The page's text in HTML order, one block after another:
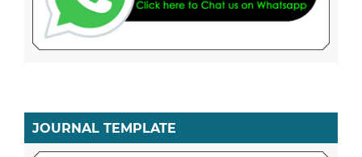
JOURNAL TEMPLATE